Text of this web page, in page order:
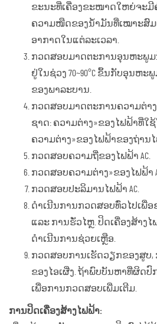
ຂະນະທີ່ເຄື່ອງຂະໜາດໃຫຍ່ຈະມີ
ຄວາມໜືດຂອງນ້ຳມັນທີ່ເໝາະສົ
ອາກາດໃນແຕ່ລະເວລາ.
ກວດສອບມາດຕະການອຸນຫະພູ
ຢູ່ໃນຊ່ວງ 70~90°C ຂຶ້ນກັບອຸນຫ
ຂອງພາລະບານ.
ກວດສອບມາດຕະການຄວາມຕ່າ
ຊາດ: ຄວາມຕ່າງ»ຂອງໄຟຟ້າທີ່ໃ
ຄວາມຕ່າງ»ຂອງໄຟຟ້າຂອງຖ່ານໄ
ກວດສອບຄວາມຖີ່ຂອງໄຟຟ້າ AC.
ກວດສອບຄວາມຕ່າງ»ຂອງໄຟຟ້າ
ກວດສອບປະລິມານໄຟຟ້າ AC.
ດຳເນີນການກວດສອບທົ່ວໄປເພື່
ແລະ ການຮັ່ວໄຫຼ. ປິດເຄື່ອງສ້າງໄ
ດຳເນີນການຊ່ວຍເຫຼືອ.
ກວດສອບການເຮັດວຽກຂອງສູບ,
ຂອງໄອເຜີ່ງ. ຖ້າພົບບັນຫາທີ່ຜິດປົ
ເພື່ອການກວດສອບເພີ່ມເຕີມ.
ການປິດເຄື່ອງສ້າງໄຟຟ້າ: